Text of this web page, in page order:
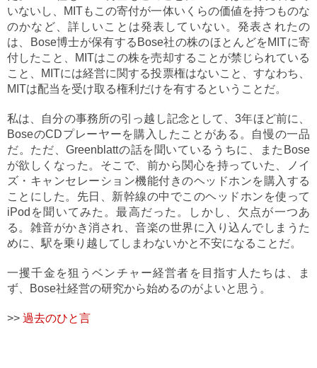
いないし、MITもこの寄付が一体いくらの価値を持つものな
のかなど、詳しいことは発表していない。発表されたの
は、Bose博士が保有するBose社の株のほとんどをMITに寄
付したこと、MITはこの株を売却することが禁じられている
こと、MITには経営に関する投票権はないこと、すなわち、
MITは配当を受け取る権利だけを有するということだ。
私は、自分の事務所の引っ越し記念として、3年ほど前に、
BoseのCDプレーヤーを購入したことがある。自慢の一品
だ。ただ、Greenblattの話を聞いているうちに、またBose
が欲しくなった。そこで、前から関心を持っていた、ノイ
ズ・キャンセレーション機能付きのヘッドホンを購入する
ことにした。先日、新幹線の中でこのヘッドホンを使って
iPodを聞いてみた。最高だった。しかし、欠点が一つあ
る。雑音がかき消され、音楽の世界に入り込んでしまうた
めに、駅を乗り越してしまわないかと不安になることだ。
一攫千金を狙うベンチャー経営者を目指す人たちは、ま
ず、Bose社経営の研究から始めるのがよいと思う。
>> 過去のひと言